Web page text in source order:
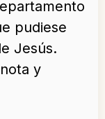
pudiese
Jesús.
y